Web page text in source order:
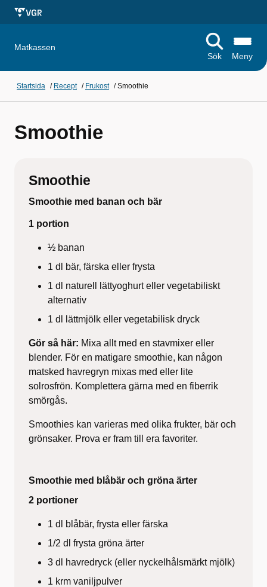
Matkassen
Sök
Meny
Startsida / Recept / Frukost /Smoothie
Smoothie
Smoothie
Smoothie med banan och bär
1 portion
½ banan
1 dl bär, färska eller frysta
1 dl naturell lättyoghurt eller vegetabiliskt
alternativ
1 dl lättmjölk eller vegetabilisk dryck
Gör så här: Mixa allt med en stavmixer eller
blender. För en matigare smoothie, kan någon
matsked havregryn mixas med eller lite
solrosfrön. Komplettera gärna med en fiberrik
smörgås.
Smoothies kan varieras med olika frukter, bär och
grönsaker. Prova er fram till era favoriter.
Smoothie med blåbär och gröna ärter
2 portioner
1 dl blåbär, frysta eller färska
1/2 dl frysta gröna ärter
3 dl havredryck (eller nyckelhålsmärkt mjölk)
1 krm vaniljpulver